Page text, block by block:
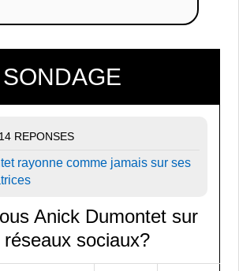
SONDAGE
REPONSES
rayonne comme jamais sur ses
Anick Dumontet sur
réseaux sociaux?